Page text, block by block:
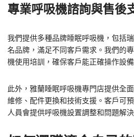
專業呼吸機諮詢與售後
我們提供多種品牌睡眠呼吸機，包括
名品牌，滿足不同客戶需求。我們的
機使用培訓，確保客戶能正確操作設
此外，雅蘭睡眠呼吸機專門店提供全
維修、配件更換和技術支援。客戶可
人員會提供呼吸機設置調整和問題解決